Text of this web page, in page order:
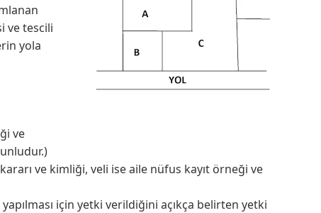
ve tescili
yola
ve
ve kimliği, veli ise aile nüfus kayıt örneği ve
için yetki verildiğini açıkça belirten yetki